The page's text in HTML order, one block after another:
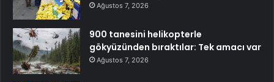
Ağustos 7, 2026
900 tanesini helikopterle
gökyüzünden bıraktılar: Tek amacı var
Ağustos 7, 2026